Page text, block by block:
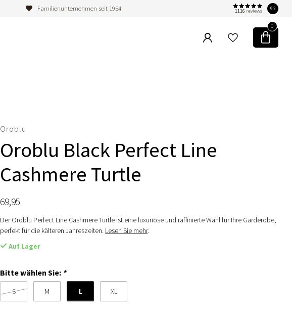
Familienunternehmen seit 1954 1116 reviews 9.2
0
Oroblu
Oroblu Black Perfect Line
Cashmere Turtle
69,95
Der Oroblu Perfect Line Cashmere Turtle ist eine luxuriöse und raffinierte Wahl für Ihre Garderobe,
perfekt für die kälteren Jahreszeiten. Lesen Sie mehr.
Auf Lager
Bitte wählen Sie: *
S M L XL